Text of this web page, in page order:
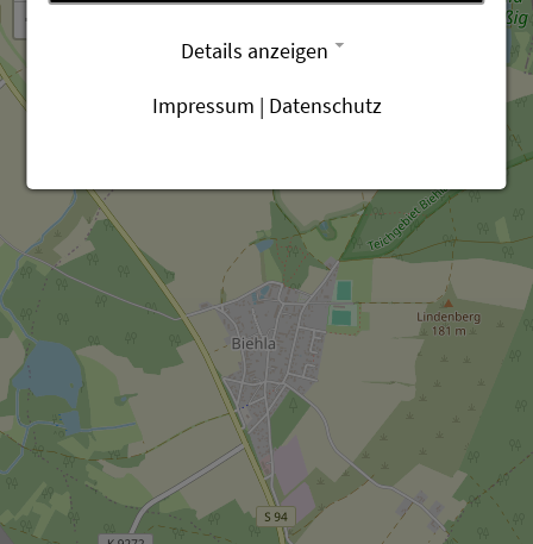
−
Details anzeigen
Impressum | Datenschutz